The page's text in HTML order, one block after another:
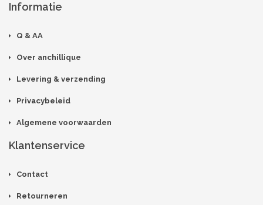
Informatie
Q & AA
Over anchillique
Levering & verzending
Privacybeleid
Algemene voorwaarden
Klantenservice
Contact
Retourneren